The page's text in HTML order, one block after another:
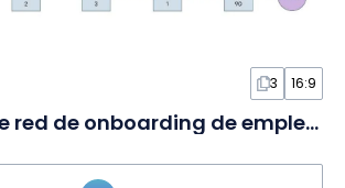
3 16:9
Diagrama de red de onboarding de empleados en Pizarra